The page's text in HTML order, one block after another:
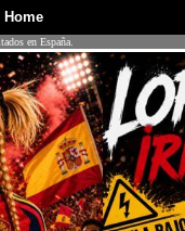
Home
en España.